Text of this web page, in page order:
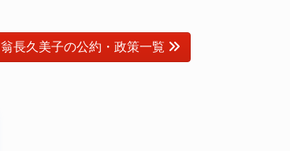
翁長久美子の公約・政策一覧